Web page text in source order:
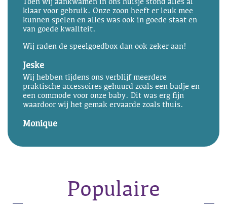
Toen wij aankwamen in ons huisje stond alles al
klaar voor gebruik. Onze zoon heeft er leuk mee
kunnen spelen en alles was ook in goede staat en
van goede kwaliteit.
Wij raden de speelgoedbox dan ook zeker aan!
Jeske
Wij hebben tijdens ons verblijf meerdere
praktische accessoires gehuurd zoals een badje en
een commode voor onze baby. Dit was erg fijn
waardoor wij het gemak ervaarde zoals thuis.
Monique
Populaire